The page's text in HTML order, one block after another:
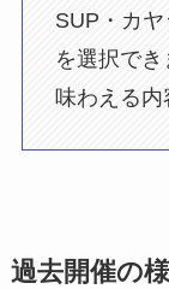
SUP・カ
を選択で
味わえる内
過去開催の